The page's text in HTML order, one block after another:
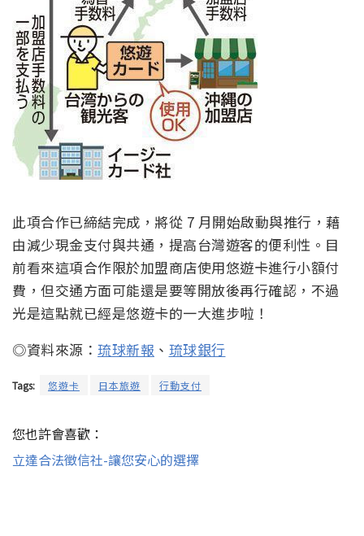
此項合作已締結完成，將從 7 月開始啟動與推行，藉
由減少現金支付與共通，提高台灣遊客的便利性。目
前看來這項合作限於加盟商店使用悠遊卡進行小額付
費，但交通方面可能還是要等開放後再行確認，不過
光是這點就已經是悠遊卡的一大進步啦！
◎資料來源： 琉球新報 、 琉球銀行
Tags: 悠遊卡 日本旅遊 行動支付
您也許會喜歡：
立達合法徵信社-讓您安心的選擇